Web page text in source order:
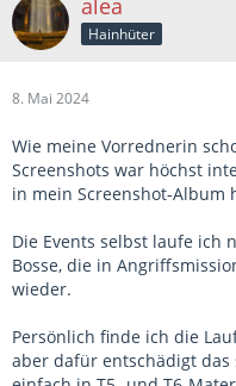
alea
Hainhüter
8. Mai 2024
Wie meine Vorrednerin
Screenshots war höchst
in mein Screenshot-Album
Die Events selbst laufe ich
Bosse, die in
wieder.
Persönlich finde ich die
aber dafür entschädigt das